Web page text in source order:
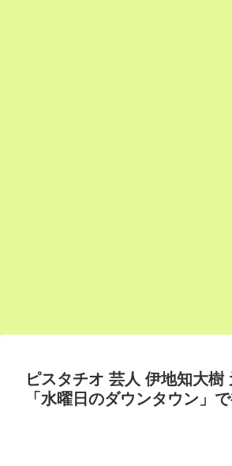
ピスタチオ 芸人 伊地知大樹
「水曜日のダウンタウン」で